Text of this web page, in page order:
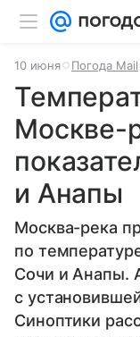
10 июня Погода Mail
Москве-
и Анапы
Москва-река
по
Сочи и Анапы.
с
Синоптики